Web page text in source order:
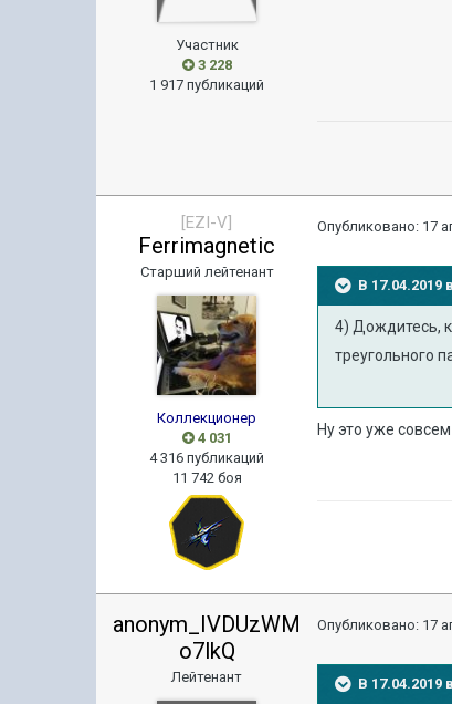
Участник
3 228
1 917 публикаций
[EZI-V]
Ferrimagnetic
Старший лейтенант
Коллекционер
4 031
4 316 публикаций
11 742 боя
Опубликовано: 17
В 17.04.2019
4) Дождитесь,
треугольного
Ну это уже
anonym_IVDUzWM
o7lkQ
Лейтенант
Опубликовано: 17
В 17.04.2019